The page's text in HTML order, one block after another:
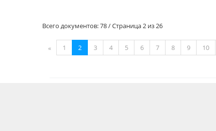
Всего документов: 78 / Страница 2 из 26
« 1 2 3 4 5 6 7 8 9 10